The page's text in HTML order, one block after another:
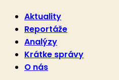
Aktuality
Reportáže
Analýzy
Krátke správy
O nás